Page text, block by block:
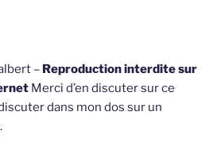
– Reproduction interdite sur
Merci d’en discuter sur ce
dans mon dos sur un